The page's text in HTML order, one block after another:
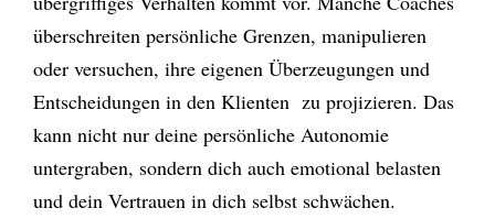
überschreiten persönliche Grenzen, manipulieren
oder versuchen, ihre eigenen Überzeugungen und
Entscheidungen in den Klienten zu projizieren. Das
kann nicht nur deine persönliche Autonomie
untergraben, sondern dich auch emotional belasten
und dein Vertrauen in dich selbst schwächen.